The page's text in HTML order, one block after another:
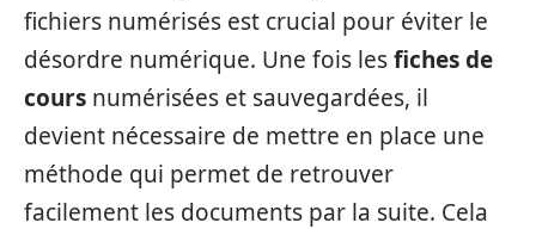
fichiers numérisés est crucial pour éviter le
désordre numérique. Une fois lesfiches de
cours numérisées et sauvegardées, il
devient nécessaire de mettre en place une
méthode qui permet de retrouver
facilement les documents par la suite. Cela